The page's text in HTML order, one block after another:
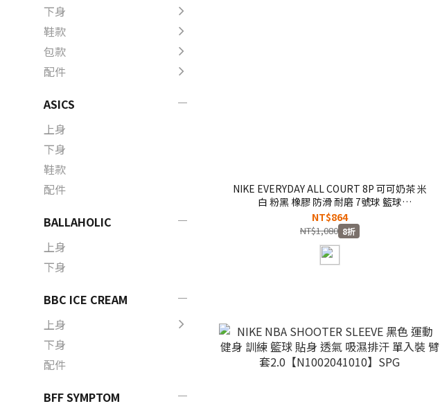
下身
鞋款
包款
配件
ASICS
上身
下身
鞋款
配件
BALLAHOLIC
上身
下身
BBC ICE CREAM
上身
下身
配件
BFF SYMPTOM
NIKE EVERYDAY ALL COURT 8P 可可奶茶 米
白 粉黑 橡膠 防滑 耐磨 7號球 籃球
【N100436913607】BBASKETBALL
NT$864
NT$1,080 8折